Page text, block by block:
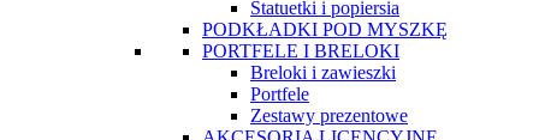
Statuetki i popiersia
PODKŁADKI POD MYSZKĘ
PORTFELE I BRELOKI
Breloki i zawieszki
Portfele
Zestawy prezentowe